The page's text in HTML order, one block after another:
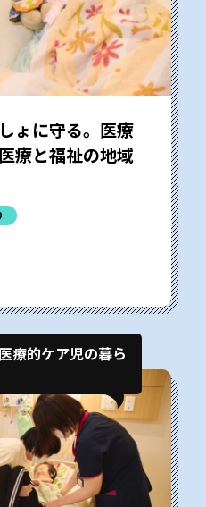
ょに守る。医療
療と福祉の地域
療的ケア児の暮ら